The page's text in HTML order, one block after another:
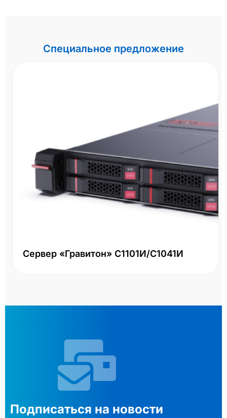
Специальное предложение
Сервер «Гравитон» С1101И/С1041И
Подписаться на новости